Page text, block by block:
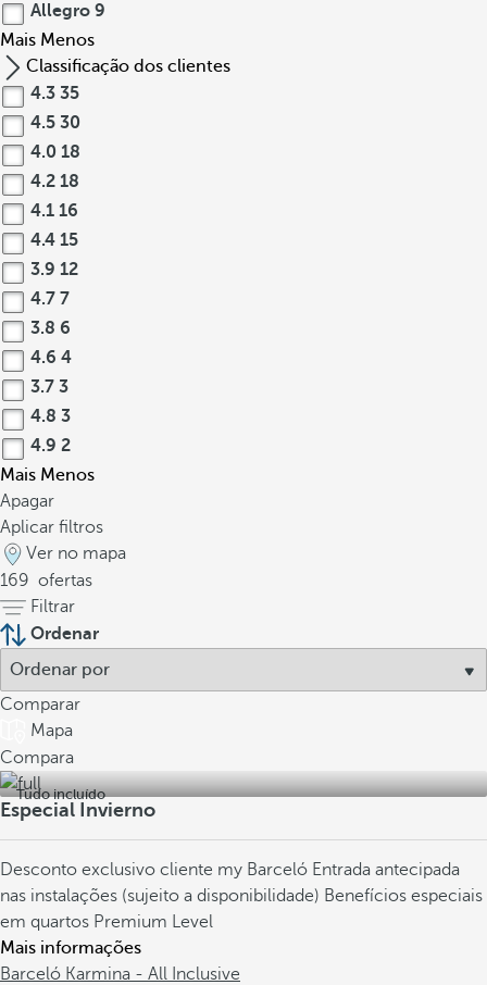
Allegro 9
Mais Menos
Classificação dos clientes
4.3 35
4.5 30
4.0 18
4.2 18
4.1 16
4.4 15
3.9 12
4.7 7
3.8 6
4.6 4
3.7 3
4.8 3
4.9 2
Mais Menos
Apagar
Aplicar filtros
Ver no mapa
169 ofertas
Filtrar
Ordenar
Comparar
Mapa
Compara
Tudo incluído
Especial Invierno
Desconto exclusivo cliente my Barceló Entrada antecipada
nas instalações (sujeito a disponibilidade) Benefícios especiais
em quartos Premium Level
Mais informações
Barceló Karmina - All Inclusive